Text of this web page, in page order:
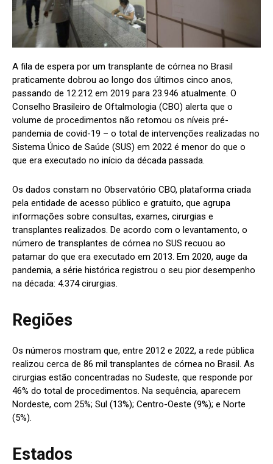
A fila de espera por um transplante de córnea no Brasil
praticamente dobrou ao longo dos últimos cinco anos,
passando de 12.212 em 2019 para 23.946 atualmente. O
Conselho Brasileiro de Oftalmologia (CBO) alerta que o
volume de procedimentos não retomou os níveis pré-
pandemia de covid-19 – o total de intervenções realizadas no
Sistema Único de Saúde (SUS) em 2022 é menor do que o
que era executado no início da década passada.
Os dados constam no Observatório CBO, plataforma criada
pela entidade de acesso público e gratuito, que agrupa
informações sobre consultas, exames, cirurgias e
transplantes realizados. De acordo com o levantamento, o
número de transplantes de córnea no SUS recuou ao
patamar do que era executado em 2013. Em 2020, auge da
pandemia, a série histórica registrou o seu pior desempenho
na década: 4.374 cirurgias.
Regiões
Os números mostram que, entre 2012 e 2022, a rede pública
realizou cerca de 86 mil transplantes de córnea no Brasil. As
cirurgias estão concentradas no Sudeste, que responde por
46% do total de procedimentos. Na sequência, aparecem
Nordeste, com 25%; Sul (13%); Centro-Oeste (9%); e Norte
(5%).
Estados